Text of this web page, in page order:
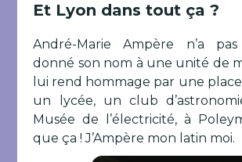
Et Lyon dans tout ça ?
André-Marie Ampère n’a
donné son nom à une unité de
lui rend hommage par une
un lycée, un club
Musée de l’électricité, à
que ça ! J’Ampère mon latin moi.